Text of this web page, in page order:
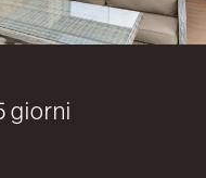
giorni